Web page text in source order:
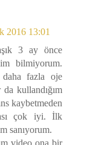
2016 13:01
3 ay önce
bilmiyorum.
fazla oje
da kullandığım
kaybetmeden
çok iyi. İlk
sanıyorum.
video ona bir